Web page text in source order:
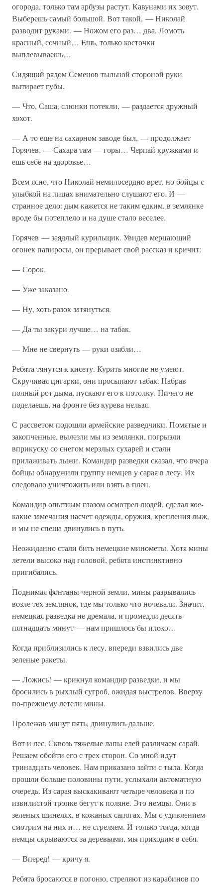
огорода, только там арбузы растут. Кавунами их зовут.
Выберешь самый большой. Вот такой, — Николай
разводит руками. — Ножом его раз… два. Ломоть
красный, сочный… Ешь, только косточки
выплевываешь…
Сидящий рядом Семенов тыльной стороной руки
вытирает губы.
— Что, Саша, слюнки потекли, — раздается дружный
хохот.
— А то еще на сахарном заводе был, — продолжает
Горячев. — Сахара там — горы… Черпай кружками и
ешь себе на здоровье…
Всем ясно, что Николай немилосердно врет, но бойцы с
улыбкой на лицах внимательно слушают его. И —
странное дело: дым кажется не таким едким, в землянке
вроде бы потеплело и на душе стало веселее.
Горячев — заядлый курильщик. Увидев мерцающий
огонек папиросы, он прерывает свой рассказ и кричит:
— Сорок.
— Уже заказано.
— Ну, хоть разок затянуться.
— Да ты закури лучше… на табак.
— Мне не свернуть — руки озябли…
Ребята тянутся к кисету. Курить многие не умеют.
Скручивая цигарки, они просыпают табак. Набрав
полный рот дыма, пускают его к потолку. Ничего не
поделаешь, на фронте без курева нельзя.
С рассветом подошли армейские разведчики. Помятые и
закопченные, вылезли мы из землянки, погрызли
вприкуску со снегом мерзлых сухарей и стали
прилаживать лыжи. Командир разведки сказал, что вчера
бойцы обнаружили группу немцев у сарая в лесу. Их
следовало уничтожить или взять в плен.
Командир опытным глазом осмотрел людей, сделал кое-
какие замечания насчет одежды, оружия, крепления лыж,
и мы не спеша двинулись в путь.
Неожиданно стали бить немецкие минометы. Хотя мины
летели высоко над головой, ребята инстинктивно
пригибались.
Поднимая фонтаны черной земли, мины разрывались
возле тех землянок, где мы только что ночевали. Значит,
немецкая разведка не дремала, и промедли десять-
пятнадцать минут — нам пришлось бы плохо…
Когда приблизились к лесу, впереди взвились две
зеленые ракеты.
— Ложись! — крикнул командир разведки, и мы
бросились в рыхлый сугроб, ожидая выстрелов. Вверху
по-прежнему летели мины.
Пролежав минут пять, двинулись дальше.
Вот и лес. Сквозь тяжелые лапы елей различаем сарай.
Решаем обойти его с трех сторон. Со мной идут
тринадцать человек. Нам приказано зайти с тыла. Когда
прошли больше половины пути, услыхали автоматную
очередь. Из сарая выскакивают четыре человека и по
извилистой тропке бегут к поляне. Это немцы. Они в
зеленых шинелях, в кожаных сапогах. Мы с удивлением
смотрим на них и… не стреляем. И только тогда, когда
немцы скрываются за деревьями, мы приходим в себя.
— Вперед! — кричу я.
Ребята бросаются в погоню, стреляют из карабинов по